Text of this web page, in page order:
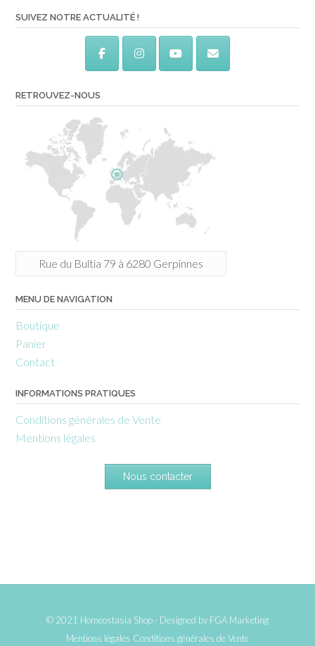
SUIVEZ NOTRE ACTUALITÉ !
RETROUVEZ-NOUS
Rue du Bultia 79 à 6280 Gerpinnes
MENU DE NAVIGATION
Boutique
Panier
Contact
INFORMATIONS PRATIQUES
Conditions générales de Vente
Mentions légales
Nous contacter
© 2021 Homeostasia Shop - Designed by FGA Marketing
Mentions légales Conditions générales de Vente